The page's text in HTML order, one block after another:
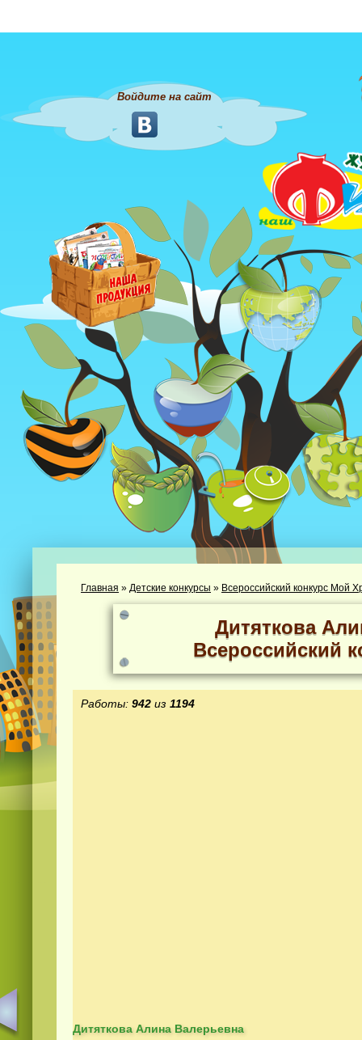
Войдите на сайт
Главная » Детские конкурсы » Всероссийский конкурс Мой
Дитяткова
Всероссийский
Работы: 942 из 1194
Дитяткова Алина Валерьевна